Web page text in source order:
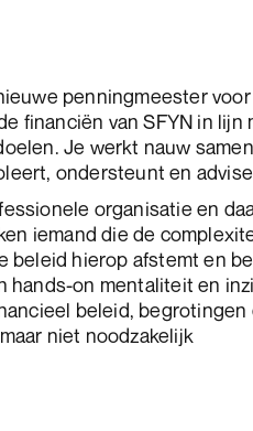
penningmeester
financiën van SFYN in lijn
Je werkt nauw
ondersteunt en
organisatie en
iemand die de
beleid hierop afstemt en
hands-on mentaliteit en
beleid, begrotingen
niet noodzakelijk